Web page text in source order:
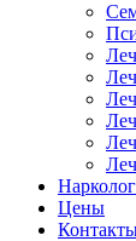
Цены